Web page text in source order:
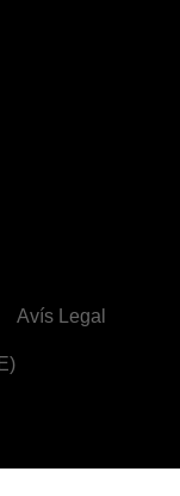
Avís Legal